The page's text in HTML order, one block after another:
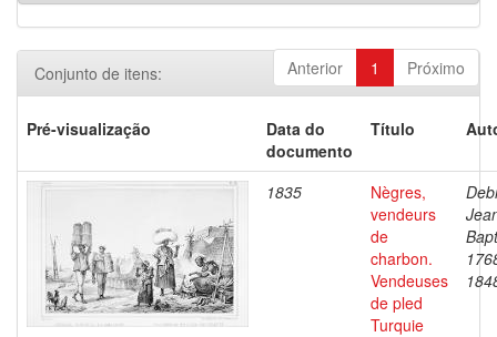
Anterior 1 Próximo
Conjunto de itens:
Pré-visualização
Data do
documento
Título
1835
Nègres,
vendeurs
de
charbon.
Vendeuses
de pled
Turquie